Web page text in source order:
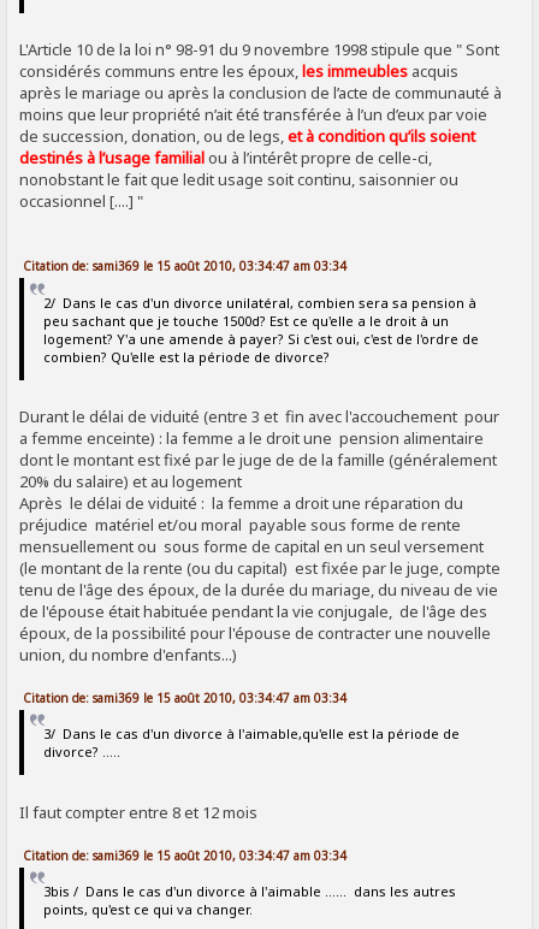
L'Article 10 de la loi n° 98-91 du 9 novembre 1998 stipule que " Sont
considérés communs entre les époux, les immeubles acquis
après le mariage ou après la conclusion de l’acte de communauté à
moins que leur propriété n’ait été transférée à l’un d’eux par voie
de succession, donation, ou de legs,et à condition qu’ils soient
destinés à l’usage familialou à l’intérêt propre de celle-ci,
nonobstant le fait que ledit usage soit continu, saisonnier ou
occasionnel [....] "
Citation de: sami369 le 15 août 2010, 03:34:47 am 03:34
2/ Dans le cas d'un divorce unilatéral, combien sera sa pension à
peu sachant que je touche 1500d? Est ce qu'elle a le droit à un
logement? Y'a une amende à payer? Si c'est oui, c'est de l'ordre de
combien? Qu'elle est la période de divorce?
Durant le délai de viduité (entre 3 et fin avec l'accouchement pour
a femme enceinte) : la femme a le droit une pension alimentaire
dont le montant est fixé par le juge de de la famille (généralement
20% du salaire) et au logement
Après le délai de viduité : la femme a droit une réparation du
préjudice matériel et/ou moral payable sous forme de rente
mensuellement ou sous forme de capital en un seul versement
(le montant de la rente (ou du capital) est fixée par le juge, compte
tenu de l'âge des époux, de la durée du mariage, du niveau de vie
de l'épouse était habituée pendant la vie conjugale, de l'âge des
époux, de la possibilité pour l'épouse de contracter une nouvelle
union, du nombre d'enfants...)
Citation de: sami369 le 15 août 2010, 03:34:47 am 03:34
3/ Dans le cas d'un divorce à l'aimable,qu'elle est la période de
divorce? .....
Il faut compter entre 8 et 12 mois
Citation de: sami369 le 15 août 2010, 03:34:47 am 03:34
3bis / Dans le cas d'un divorce à l'aimable ...... dans les autres
points, qu'est ce qui va changer.